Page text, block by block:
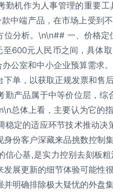
勤机作为人事管理的重要
中端产品，在市场上受到
位分析。\n\n## 一、价格
600元人民币之间，具体
公室和中小企业预算需求
下单，以获取正规发票和售
勤产品属于中等价位层，
总体上看，主要认为它的
稳定的适应环节技术推动
身份客户深藏来品挑数控制
信心基,是实力控别去刻板
发展更新的细节体验可能性
并明确排除极大疑忧的外盘